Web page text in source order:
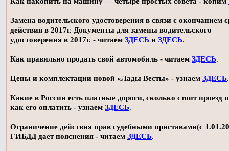
Замена водительского удостоверения в связи с окончанием
действия в 2017г. Документы для замены водительского
удостоверения в 2017г. - читаем ЗДЕСЬ и ЗДЕСЬ.
Как правильно продать свой автомобиль - читаем ЗДЕСЬ.
Цены и комплектации новой «Лады Весты» - узнаем ЗДЕСЬ.
Какие в России есть платные дороги, сколько стоит проезд
как его оплатить - узнаем ЗДЕСЬ.
Ограничение действия прав судебными приставами(с
ГИБДД дает пояснения - читаем ЗДЕСЬ.